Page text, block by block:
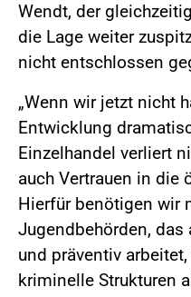
Wendt, der
die Lage weiter
nicht entschlossen
„Wenn wir jetzt nicht
Entwicklung
Einzelhandel verliert
auch Vertrauen in die
Hierfür benötigen wir
Jugendbehörden,
und präventiv
kriminelle Strukturen